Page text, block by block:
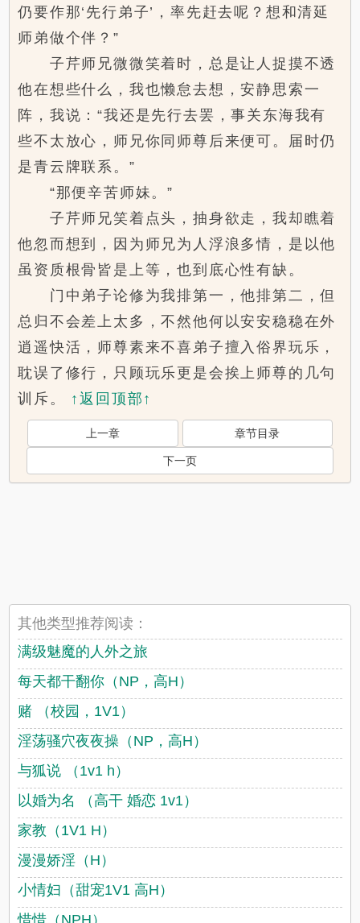
仍要作那‘先行弟子’，率先赶去呢？想和清延
师弟做个伴？”
子芹师兄微微笑着时，总是让人捉摸不透
他在想些什么，我也懒怠去想，安静思索一
阵，我说：“我还是先行去罢，事关东海我有
些不太放心，师兄你同师尊后来便可。届时仍
是青云牌联系。”
“那便辛苦师妹。”
子芹师兄笑着点头，抽身欲走，我却瞧着
他忽而想到，因为师兄为人浮浪多情，是以他
虽资质根骨皆是上等，也到底心性有缺。
门中弟子论修为我排第一，他排第二，但
总归不会差上太多，不然他何以安安稳稳在外
逍遥快活，师尊素来不喜弟子擅入俗界玩乐，
耽误了修行，只顾玩乐更是会挨上师尊的几句
训斥。 ↑返回顶部↑
上一章 章节目录
下一页
其他类型推荐阅读：
满级魅魔的人外之旅
每天都干翻你（NP，高H）
赌 （校园，1V1）
淫荡骚穴夜夜操（NP，高H）
与狐说 （1v1 h）
以婚为名 （高干 婚恋 1v1）
家教（1V1 H）
漫漫娇淫（H）
小情妇（甜宠1V1 高H）